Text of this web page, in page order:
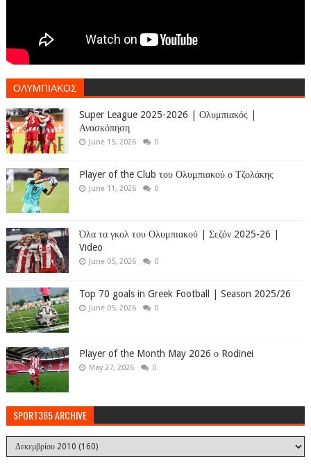
ΟΛΥΜΠΙΑΚΟΣ
Super League 2025-2026 | Ολυμπιακός |
Ανασκόπηση
June 15, 2026 0
Player of the Club του Ολυμπιακού ο Τζολάκης
June 11, 2026 0
Όλα τα γκολ του Ολυμπιακού | Σεζόν 2025-26 |
Video
June 05, 2026 0
Top 70 goals in Greek Football | Season 2025/26
June 05, 2026 0
Player of the Month May 2026 ο Rodinei
May 27, 2026 0
SPORT365 ARCHIVE